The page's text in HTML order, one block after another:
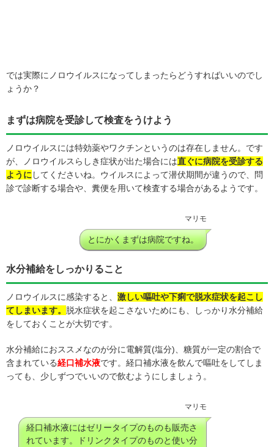
では実際にノロウイルスになってしまったらどうすればいいのでし
ょうか？
まずは病院を受診して検査をうけよう
ノロウイルスには特効薬やワクチンというのは存在しません。です
が、ノロウイルスらしき症状が出た場合には直ぐに病院を受診する
ように してくださいね。ウイルスによって潜伏期間が違うので、問
診で診断する場合や、糞便を用いて検査する場合があるようです。
マリモ
とにかくまずは病院ですね。
水分補給をしっかりること
ノロウイルスに感染すると、 激しい嘔吐や下痢で脱水症状を起こし
てしまいます。 脱水症状を起こさないためにも、しっかり水分補給
をしておくことが大切です。
水分補給におススメなのが分に電解質(塩分)、糖質が一定の割合で
含まれている経口補水液です。経口補水液を飲んで嘔吐をしてしま
っても、少しずつでいいので飲むようにしましょう。
マリモ
経口補水液にはゼリータイプのものも販売さ
れています。ドリンクタイプのものと使い分